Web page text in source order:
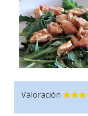
Valoración